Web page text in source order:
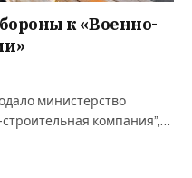
к «Военно-
министерство
компания”,…